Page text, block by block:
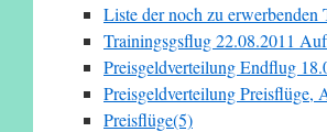
Liste der noch zu erwerbenden
Trainingsgsflug 22.08.2011
Preisgeldverteilung Endflug
Preisgeldverteilung Preisflüge,
Preisflüge(5)